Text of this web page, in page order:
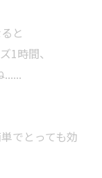
と
1時間、
でとっても効